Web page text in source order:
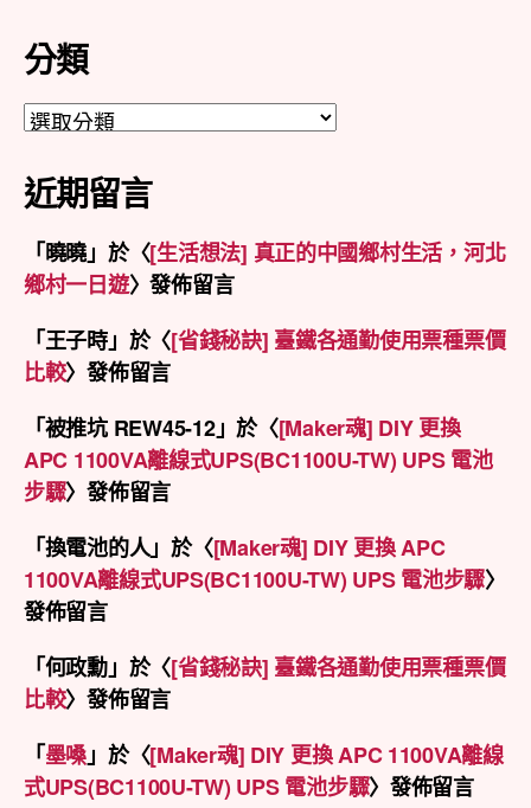
分類
分
近期留言
「曉曉」於〈[生活想法] 真正的中國鄉村生活，河北
鄉村一日遊〉發佈留言
「王子時」於〈[省錢秘訣] 臺鐵各通勤使用票種票價
比較〉發佈留言
「被推坑 REW45-12」於〈[Maker魂] DIY 更換
APC 1100VA離線式UPS(BC1100U-TW) UPS 電池
步驟〉發佈留言
「換電池的人」於〈[Maker魂] DIY 更換 APC
1100VA離線式UPS(BC1100U-TW) UPS 電池步驟〉
發佈留言
「何政勳」於〈[省錢秘訣] 臺鐵各通勤使用票種票價
比較〉發佈留言
「墨嗓」於〈[Maker魂] DIY 更換 APC 1100VA離線
式UPS(BC1100U-TW) UPS 電池步驟〉發佈留言